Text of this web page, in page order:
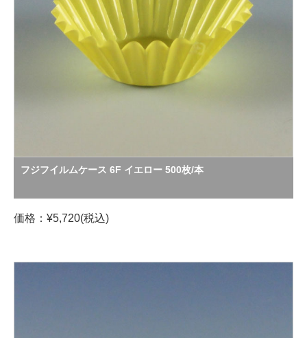
フジフイルムケース 6F イエロー 500枚/本
価格：¥5,720(税込)